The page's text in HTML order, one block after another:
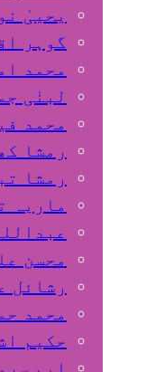
گوہر
محمد
لبنٰی
محمد
رمشا
رمشا
ماریہ
محسن
رشائل
محمد
حکیم
ایم